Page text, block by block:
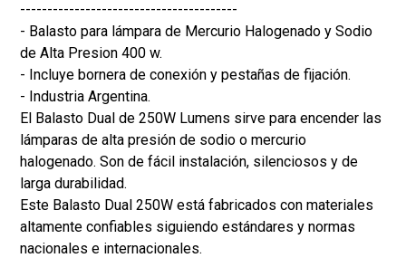
----------------------------------------
- Balasto para lámpara de Mercurio Halogenado y Sodio
de Alta Presion 400 w.
- Incluye bornera de conexión y pestañas de fijación.
- Industria Argentina.
El Balasto Dual de 250W Lumens sirve para encender las
lámparas de alta presión de sodio o mercurio
halogenado. Son de fácil instalación, silenciosos y de
larga durabilidad.
Este Balasto Dual 250W está fabricados con materiales
altamente confiables siguiendo estándares y normas
nacionales e internacionales.